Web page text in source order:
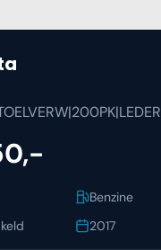
Benzine
2017